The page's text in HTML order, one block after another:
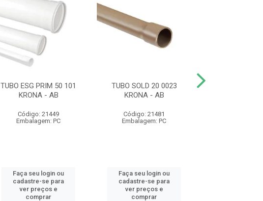
TUBO ESG PRIM 50 101
KRONA - AB
Código: 21449
Embalagem: PC
Faça seu login ou
cadastre-se para
ver preços e
comprar
TUBO SOLD 20 0023
KRONA - AB
Código: 21481
Embalagem: PC
Faça seu login ou
cadastre-se para
ver preços e
comprar